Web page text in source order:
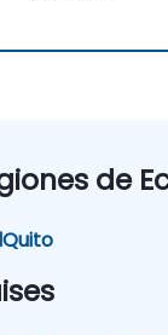
de
Quito